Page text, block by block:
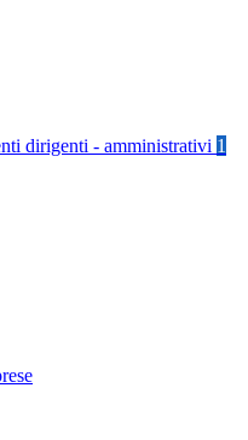
dirigenti - amministrativi 1